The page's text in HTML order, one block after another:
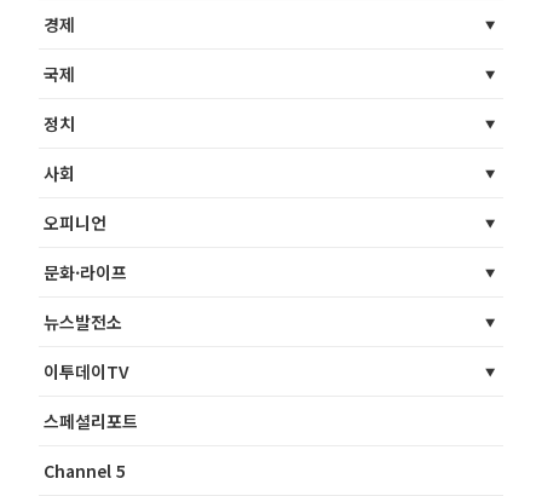
경제
국제
정치
사회
오피니언
문화·라이프
뉴스발전소
이투데이TV
스페셜리포트
Channel 5